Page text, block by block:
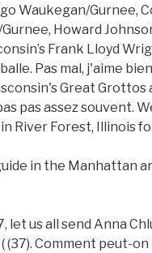
Waukegan/Gurnee,
Howard
Frank Lloyd
Pas mal, j'aime
Great Grottos
pas assez souvent.
River Forest, Illinois
in the Manhattan
let us all send Anna
(37). Comment peut-